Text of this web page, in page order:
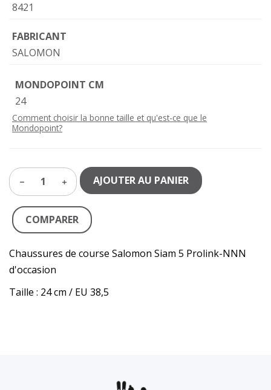
8421
FABRICANT
SALOMON
MONDOPOINT CM
24
Comment choisir la bonne taille et qu'est-ce que le
Mondopoint?
1 AJOUTER AU PANIER
COMPARER
Chaussures de course Salomon Siam 5 Prolink-NNN
d'occasion
Taille : 24 cm / EU 38,5